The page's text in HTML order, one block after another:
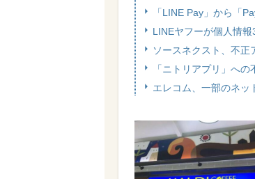
「LINE Pay」から「
LINEヤフーが個人情
ソースネクスト、不
「ニトリアプリ」へ
エレコム、一部のネッ